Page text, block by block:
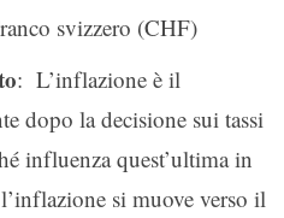
svizzero (CHF)
: L’inflazione è il
dopo la decisione sui tassi
influenza quest’ultima in
si muove verso il